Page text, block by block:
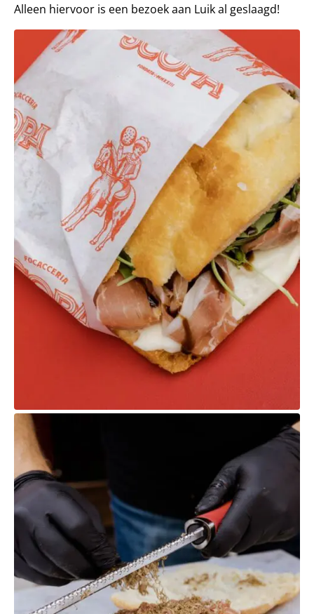
Alleen hiervoor is een bezoek aan Luik al geslaagd!